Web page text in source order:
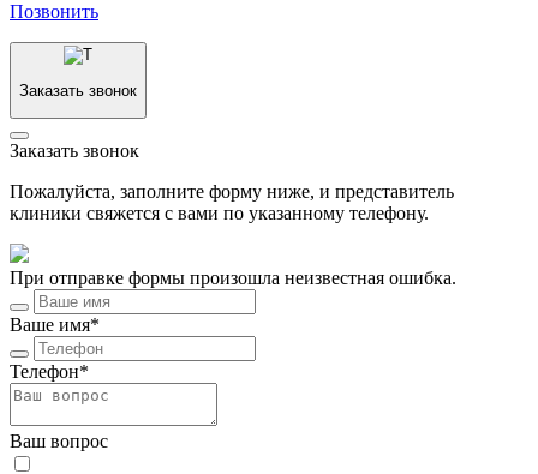
Позвонить
Заказать звонок
Заказать звонок
Пожалуйста, заполните форму ниже, и представитель
клиники свяжется с вами по указанному телефону.
При отправке формы произошла неизвестная ошибка.
Ваше имя*
Телефон*
Ваш вопрос